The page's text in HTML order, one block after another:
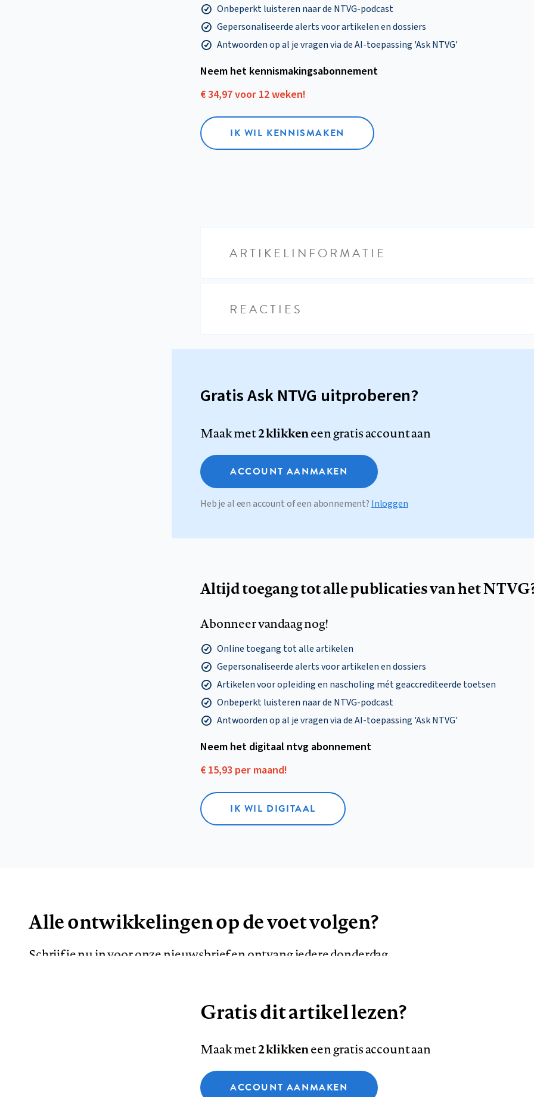
Onbeperkt luisteren naar de NTVG-podcast
Gepersonaliseerde alerts voor artikelen en dossiers
Antwoorden op al je vragen via de AI-toepassing 'Ask NTVG'
Neem het kennismakings­abonnement
€ 34,97 voor 12 weken!
IK WIL KENNISMAKEN
ARTIKELINFORMATIE
REACTIES
Gratis Ask NTVG uitproberen?
Maak met2 klikkeneen gratis account aan
ACCOUNT AANMAKEN
Heb je al een account of een abonnement? Inloggen
Altijd toegang tot alle publicaties van het
Abonneer vandaag nog!
Online toegang tot alle artikelen
Gepersonaliseerde alerts voor artikelen en dossiers
Artikelen voor opleiding en nascholing mét geaccrediteerde toetsen
Onbeperkt luisteren naar de NTVG-podcast
Antwoorden op al je vragen via de AI-toepassing 'Ask NTVG'
Neem het digitaal ntvg abonnement
€ 15,93 per maand!
IK WIL DIGITAAL
Alle ontwikkelingen op de voet volgen?
Schrijf je nu in voor onze nieuwsbrief en ontvang iedere donderdag
AANMELDEN
Gratis dit artikel lezen?
Maak met2 klikkeneen gratis account aan
ACCOUNT AANMAKEN
Deze site gebruikt cookies
Functionele cookies
Analytische cookies